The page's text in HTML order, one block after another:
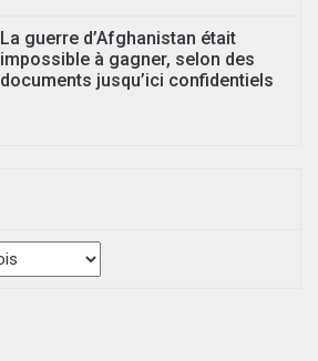
La guerre d’Afghanistan était
impossible à gagner, selon des
documents jusqu’ici confidentiels